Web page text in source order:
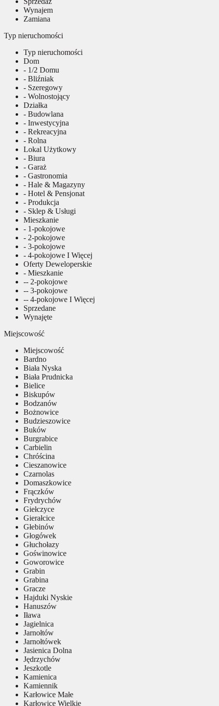
Wynajem
Zamiana
Typ nieruchomości
Typ nieruchomości
Dom
- 1/2 Domu
- Bliźniak
- Szeregowy
- Wolnostojący
Działka
- Budowlana
- Inwestycyjna
- Rekreacyjna
- Rolna
Lokal Użytkowy
- Biura
- Garaż
- Gastronomia
- Hale & Magazyny
- Hotel & Pensjonat
- Produkcja
- Sklep & Usługi
Mieszkanie
- 1-pokojowe
- 2-pokojowe
- 3-pokojowe
- 4-pokojowe I Więcej
Oferty Deweloperskie
- Mieszkanie
-- 2-pokojowe
-- 3-pokojowe
-- 4-pokojowe I Więcej
Sprzedane
Wynajęte
Miejscowość
Miejscowość
Bardno
Biała Nyska
Biała Prudnicka
Bielice
Biskupów
Bodzanów
Bożnowice
Budzieszowice
Buków
Burgrabice
Carbielin
Chróścina
Cieszanowice
Czarnolas
Domaszkowice
Frączków
Frydrychów
Giełczyce
Gierałcice
Głebinów
Głogówek
Głuchołazy
Goświnowice
Goworowice
Grabin
Grabina
Gracze
Hajduki Nyskie
Hanuszów
Iława
Jagielnica
Jarnołtów
Jarnołtówek
Jasienica Dolna
Jędrzychów
Jeszkotle
Kamienica
Kamiennik
Karłowice Małe
Karłowice Wielkie